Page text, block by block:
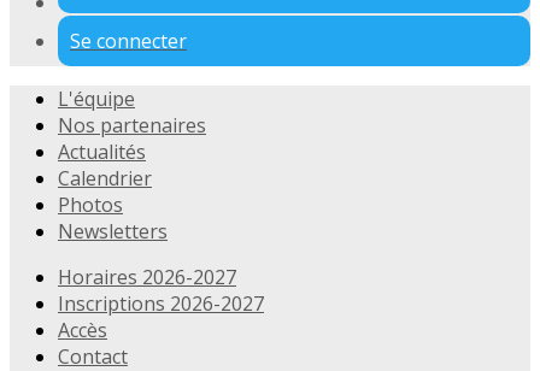
Se connecter
L'équipe
Nos partenaires
Actualités
Calendrier
Photos
Newsletters
Horaires 2026-2027
Inscriptions 2026-2027
Accès
Contact